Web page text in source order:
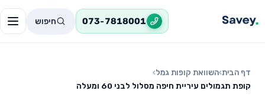
073-7818001 חיפוש
דף הבית›השוואת קופות גמל›
קופת תגמולים עיריית חיפה מסלול לבני 60 ומעלה